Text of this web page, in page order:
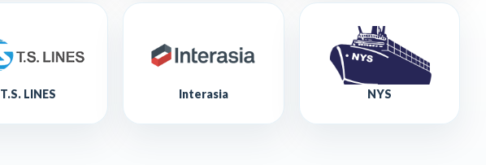
T.S. LINES Interasia NYS